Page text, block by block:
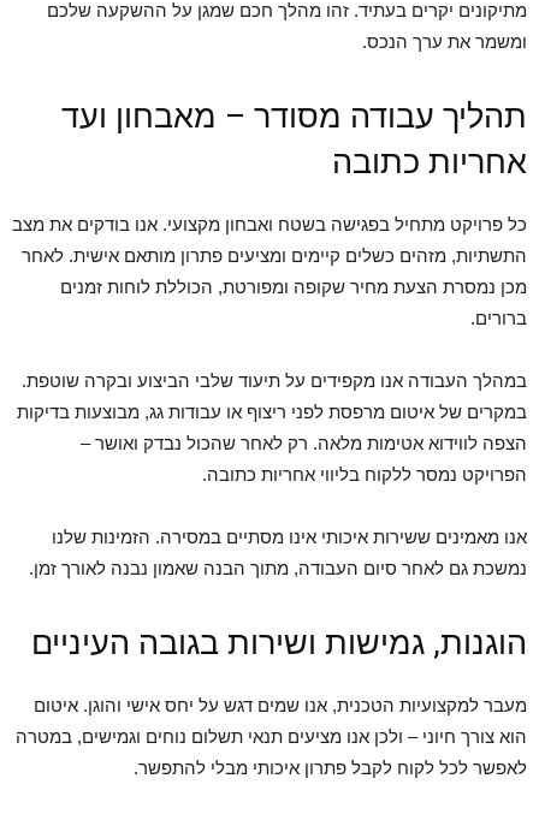
מתיקונים יקרים בעתיד. זהו מהלך חכם שמגן על ההשקעה שלכם
ומשמר את ערך הנכס.
תהליך עבודה מסודר – מאבחון ועד
אחריות כתובה
כל פרויקט מתחיל בפגישה בשטח ואבחון מקצועי. אנו בודקים את מצב
התשתיות, מזהים כשלים קיימים ומציעים פתרון מותאם אישית. לאחר
מכן נמסרת הצעת מחיר שקופה ומפורטת, הכוללת לוחות זמנים
ברורים.
במהלך העבודה אנו מקפידים על תיעוד שלבי הביצוע ובקרה שוטפת.
במקרים של איטום מרפסת לפני ריצוף או עבודות גג, מבוצעות בדיקות
הצפה לווידוא אטימות מלאה. רק לאחר שהכול נבדק ואושר –
הפרויקט נמסר ללקוח בליווי אחריות כתובה.
אנו מאמינים ששירות איכותי אינו מסתיים במסירה. הזמינות שלנו
נמשכת גם לאחר סיום העבודה, מתוך הבנה שאמון נבנה לאורך זמן.
הוגנות, גמישות ושירות בגובה העיניים
מעבר למקצועיות הטכנית, אנו שמים דגש על יחס אישי והוגן. איטום
הוא צורך חיוני – ולכן אנו מציעים תנאי תשלום נוחים וגמישים, במטרה
לאפשר לכל לקוח לקבל פתרון איכותי מבלי להתפשר.